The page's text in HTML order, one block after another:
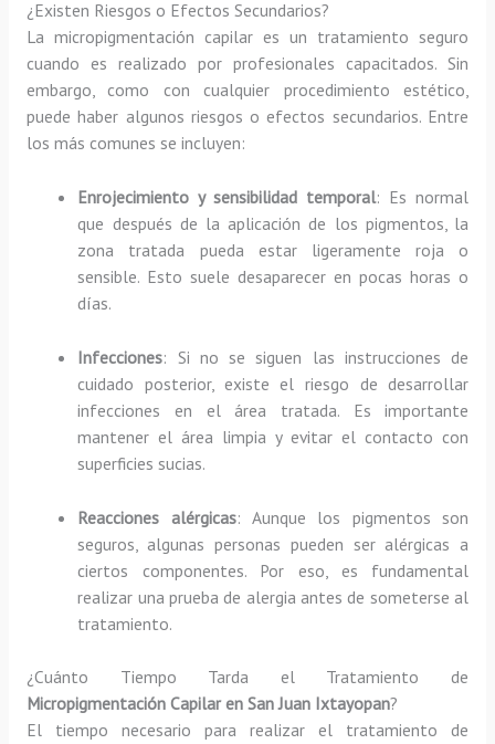
¿Existen Riesgos o Efectos Secundarios?
La micropigmentación capilar es un tratamiento seguro
cuando es realizado por profesionales capacitados. Sin
embargo, como con cualquier procedimiento estético,
puede haber algunos riesgos o efectos secundarios. Entre
los más comunes se incluyen:
Enrojecimiento y sensibilidad temporal: Es normal
que después de la aplicación de los pigmentos, la
zona tratada pueda estar ligeramente roja o
sensible. Esto suele desaparecer en pocas horas o
días.
Infecciones: Si no se siguen las instrucciones de
cuidado posterior, existe el riesgo de desarrollar
infecciones en el área tratada. Es importante
mantener el área limpia y evitar el contacto con
superficies sucias.
Reacciones alérgicas: Aunque los pigmentos son
seguros, algunas personas pueden ser alérgicas a
ciertos componentes. Por eso, es fundamental
realizar una prueba de alergia antes de someterse al
tratamiento.
¿Cuánto Tiempo Tarda el Tratamiento de
Micropigmentación Capilar en San Juan Ixtayopan?
El tiempo necesario para realizar el tratamiento de